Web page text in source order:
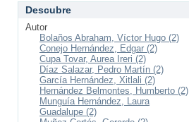
Descubre
Autor
Bolaños Abraham, Víctor Hugo (2)
Conejo Hernández, Edgar (2)
Cupa Tovar, Aurea Ireri (2)
Díaz Salazar, Pedro Martín (2)
García Hernández, Xitlali (2)
Hernández Belmontes, Humberto (2)
Munguía Hernández, Laura
Guadalupe (2)